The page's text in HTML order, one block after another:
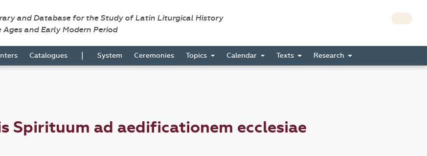
and Database for the Study of Latin Liturgical History
Ages and Early Modern Period
Catalogues | System Ceremonies Topics Calendar Texts Research
Spirituum ad aedificationem ecclesiae